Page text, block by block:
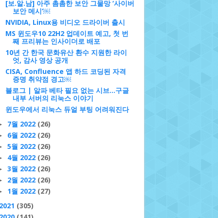
[보.알.남] 아주 촘촘한 보안 그물망 ‘사이버
보안 메시’￼
NVIDIA, Linux용 비디오 드라이버 출시
MS 윈도우10 22H2 업데이트 예고, 첫 번
째 프리뷰는 인사이더로 배포
10년 간 한국 문화유산 환수 지원한 라이
엇, 감사 영상 공개
CISA, Confluence 앱 하드 코딩된 자격
증명 취약점 경고￼
블로그 | 알파 베타 필요 없는 시브…구글
내부 서버의 리눅스 이야기
윈도우에서 리눅스 듀얼 부팅 어려워진다
7월 2022 (26)
6월 2022 (26)
5월 2022 (26)
4월 2022 (26)
3월 2022 (26)
2월 2022 (26)
1월 2022 (27)
(305)